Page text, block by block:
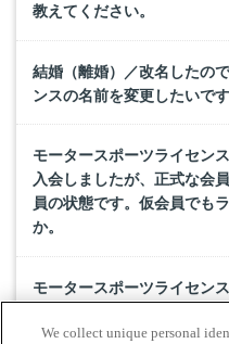
教えてください。
結婚（離婚）／改名したの
ンスの名前を変更したいです
モータースポーツライセン
入会しましたが、正式な会
員の状態です。仮会員でも
か。
モータースポーツライセン
We collect unique personal